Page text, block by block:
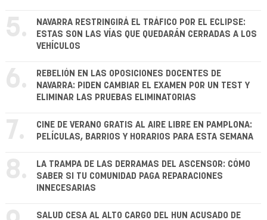
5.
NAVARRA RESTRINGIRÁ EL TRÁFICO POR EL ECLIPSE:
ESTAS SON LAS VÍAS QUE QUEDARÁN CERRADAS A LOS
VEHÍCULOS
6.
REBELIÓN EN LAS OPOSICIONES DOCENTES DE
NAVARRA: PIDEN CAMBIAR EL EXAMEN POR UN TEST Y
ELIMINAR LAS PRUEBAS ELIMINATORIAS
7.
CINE DE VERANO GRATIS AL AIRE LIBRE EN PAMPLONA:
PELÍCULAS, BARRIOS Y HORARIOS PARA ESTA SEMANA
8.
LA TRAMPA DE LAS DERRAMAS DEL ASCENSOR: CÓMO
SABER SI TU COMUNIDAD PAGA REPARACIONES
INNECESARIAS
SALUD CESA AL ALTO CARGO DEL HUN ACUSADO DE